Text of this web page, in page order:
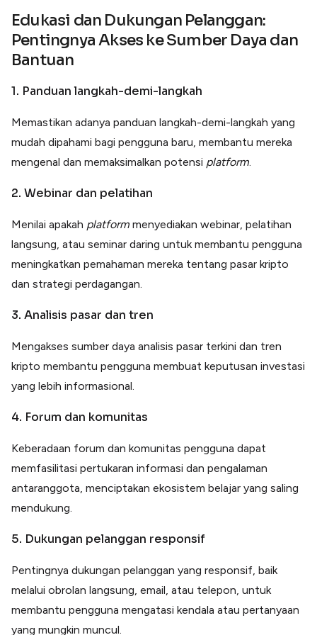
Edukasi dan Dukungan Pelanggan:
Pentingnya Akses ke Sumber Daya dan
Bantuan
1. Panduan langkah-demi-langkah
Memastikan adanya panduan langkah-demi-langkah yang
mudah dipahami bagi pengguna baru, membantu mereka
mengenal dan memaksimalkan potensi platform.
2. Webinar dan pelatihan
Menilai apakah platform menyediakan webinar, pelatihan
langsung, atau seminar daring untuk membantu pengguna
meningkatkan pemahaman mereka tentang pasar kripto
dan strategi perdagangan.
3. Analisis pasar dan tren
Mengakses sumber daya analisis pasar terkini dan tren
kripto membantu pengguna membuat keputusan investasi
yang lebih informasional.
4. Forum dan komunitas
Keberadaan forum dan komunitas pengguna dapat
memfasilitasi pertukaran informasi dan pengalaman
antaranggota, menciptakan ekosistem belajar yang saling
mendukung.
5. Dukungan pelanggan responsif
Pentingnya dukungan pelanggan yang responsif, baik
melalui obrolan langsung, email, atau telepon, untuk
membantu pengguna mengatasi kendala atau pertanyaan
yang mungkin muncul.